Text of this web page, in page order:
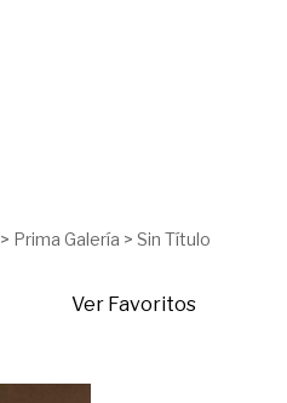
> Prima Galería > Sin Título
Ver Favoritos